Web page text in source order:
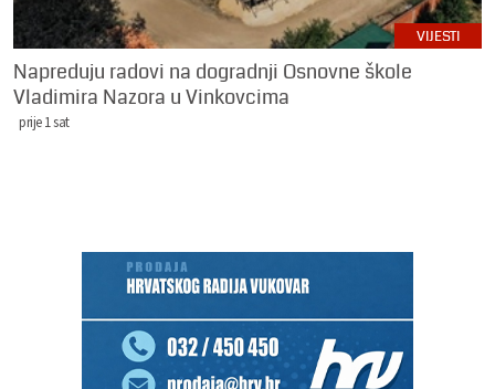
VIJESTI
Napreduju radovi na dogradnji Osnovne škole
Vladimira Nazora u Vinkovcima
prije 1 sat